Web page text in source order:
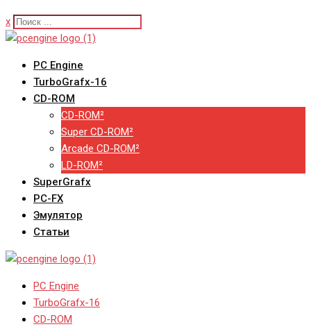
x
PC Engine
TurboGrafx-16
CD-ROM
CD-ROM²
Super CD-ROM²
Arcade CD-ROM²
LD-ROM²
SuperGrafx
PC-FX
Эмулятор
Статьи
PC Engine
TurboGrafx-16
CD-ROM